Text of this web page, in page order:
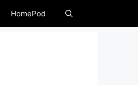
HomePod